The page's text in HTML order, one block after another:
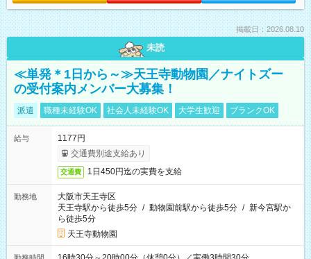
掲載日：2026.08.10
未読
≪単発＊1日から～≫天王寺動物園／ナイトズー
の受付案内メンバー大募集！
派遣 職種未経験OK 社会人未経験OK 大学生歓迎 ブランクOK
給与
1177円
交通費別途支給あり
交通費 1日450円迄の実費を支給
勤務地
大阪市天王寺区
天王寺駅から徒歩5分 / 動物園前駅から徒歩5分 / 新今宮駅か
ら徒歩5分
天王寺動物園